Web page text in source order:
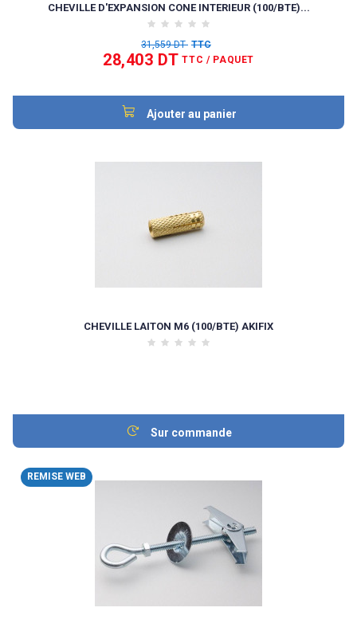
CHEVILLE D'EXPANSION CONE INTERIEUR (100/BTE)...
31,559 DT TTC
28,403 DT TTC / PAQUET
Ajouter au panier
CHEVILLE LAITON M6 (100/BTE) AKIFIX
Sur commande
REMISE WEB